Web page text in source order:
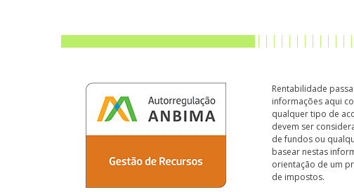
Rentabilidade
informações aqui
qualquer tipo de
devem ser
de fundos ou
basear nestas
orientação de um
de impostos.